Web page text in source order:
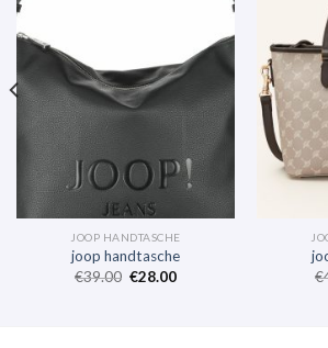
JOOP HANDTASCHE
joop handtasche
€39.00 €28.00
€